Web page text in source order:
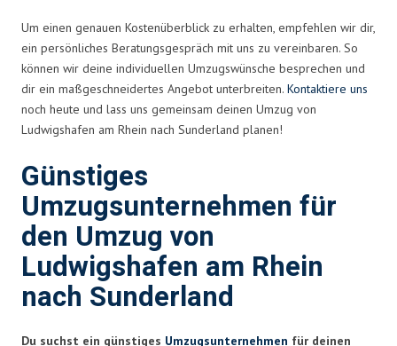
Um einen genauen Kostenüberblick zu erhalten, empfehlen wir dir,
ein persönliches Beratungsgespräch mit uns zu vereinbaren. So
können wir deine individuellen Umzugswünsche besprechen und
dir ein maßgeschneidertes Angebot unterbreiten. Kontaktiere uns
noch heute und lass uns gemeinsam deinen Umzug von
Ludwigshafen am Rhein nach Sunderland planen!
Günstiges
Umzugsunternehmen für
den Umzug von
Ludwigshafen am Rhein
nach Sunderland
Du suchst ein günstiges Umzugsunternehmen für deinen